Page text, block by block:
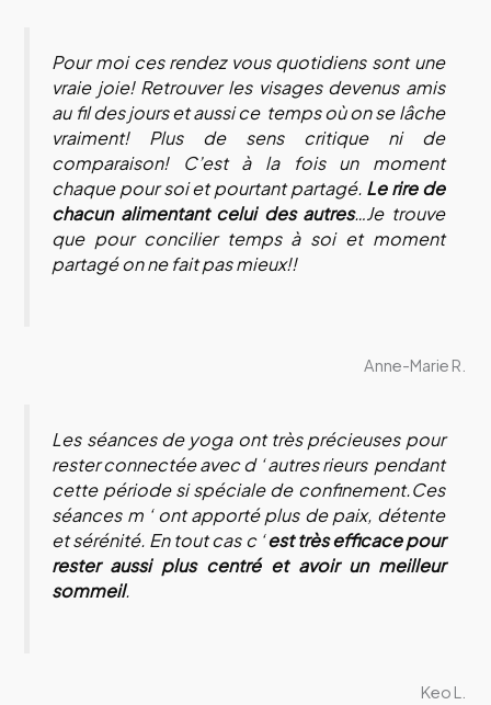
Pour moi ces rendez vous quotidiens sont une
vraie joie! Retrouver les visages devenus amis
au fil des jours et aussi ce temps où on se lâche
vraiment! Plus de sens critique ni de
comparaison! C’est à la fois un moment
chaque pour soi et pourtant partagé. Le rire de
chacun alimentant celui des autres…Je trouve
que pour concilier temps à soi et moment
partagé on ne fait pas mieux!!
Anne-Marie R.
Les séances de yoga ont très précieuses pour
rester connectée avec d ‘ autres rieurs pendant
cette période si spéciale de confinement.Ces
séances m ‘ ont apporté plus de paix, détente
et sérénité. En tout cas c ‘est très efficace pour
rester aussi plus centré et avoir un meilleur
sommeil.
Keo L.